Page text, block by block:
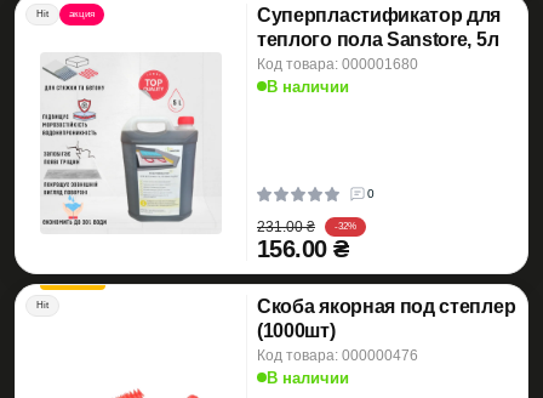
Hit акция
Суперпластификатор для
теплого пола Sanstore, 5л
Код товара: 000001680
В наличии
0
231.00 ₴ -32%
156.00 ₴
Hit
Скоба якорная под степлер
(1000шт)
Код товара: 000000476
В наличии